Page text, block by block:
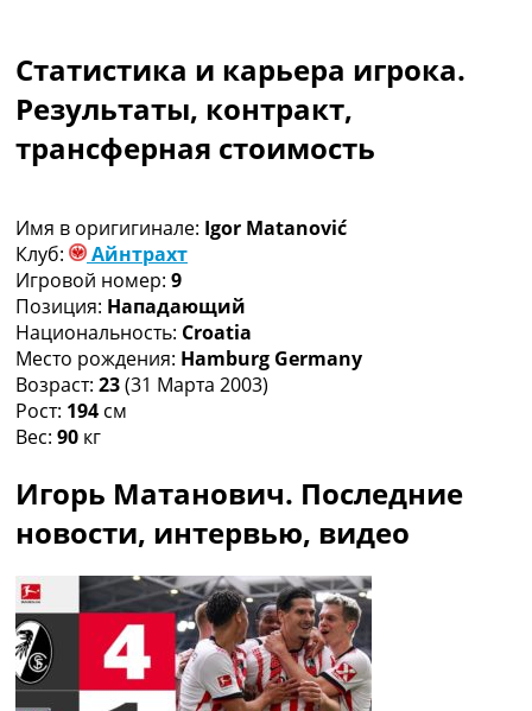
Чемпионат Мира
Украина. Премьер-Лига
Украина. Первая Лига
Лига Чемпионов
Другие Турниры >>>
Таблицы
Таблицы групп Чемпионата Мира
Украина. Премьер-Лига
Украина. Первая Лига
Лига Чемпионов. Таблицы групп
Англия. Премьер-Лига
Испания. Ла Лига
Рейтинг стран УЕФА
Рейтинг ФИФА
ТВ программа
RU
Categories
Статистика и карьера игрока.
Результаты, контракт,
трансферная стоимость
Имя в оригигинале: Igor Matanović
Клуб:
Айнтрахт
Игровой номер: 9
Позиция: Нападающий
Национальность: Croatia
Место рождения: Hamburg Germany
Возраст: 23(31 Марта 2003)
Рост: 194 см
Вес: 90 кг
Игорь Матанович. Последние
новости, интервью, видео